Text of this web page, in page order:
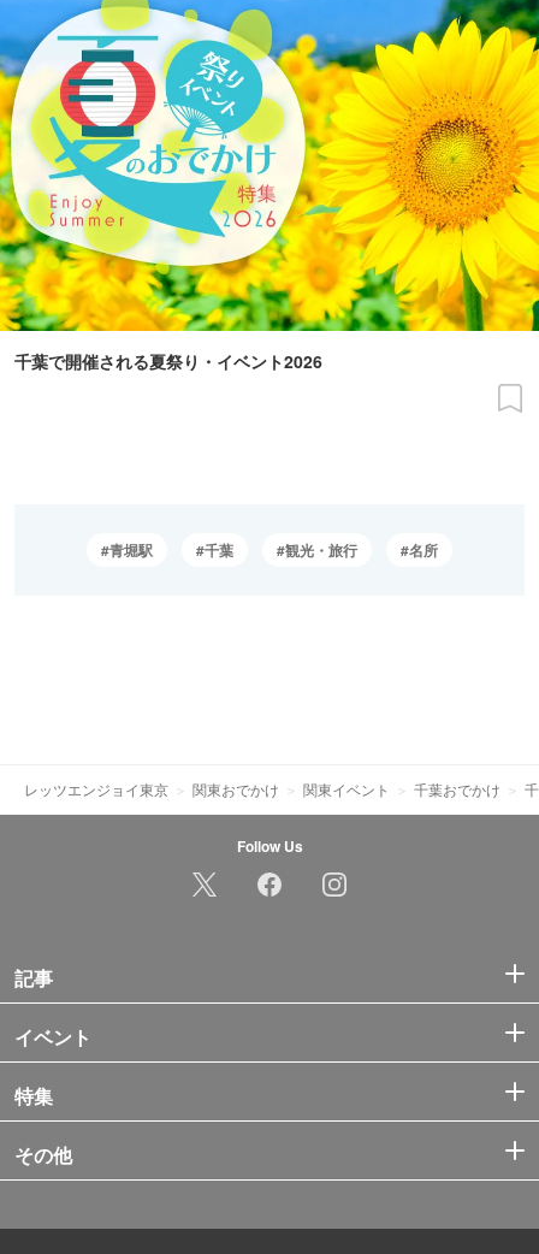
千葉で開催される夏祭り・イベント2026
青堀駅 千葉 観光・旅行 名所
レッツエンジョイ東京 関東おでかけ 関東イベント 千葉おでかけ
Follow Us
記事
イベント
特集
その他